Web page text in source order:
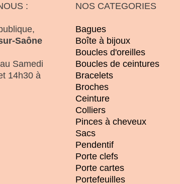
:
Saône
Samedi
14h30 à
NOS CATEGORIES
Bagues
Boîte à bijoux
Boucles d'oreilles
Boucles de ceintures
Bracelets
Broches
Ceinture
Colliers
Pinces à cheveux
Sacs
Pendentif
Porte clefs
Porte cartes
Portefeuilles